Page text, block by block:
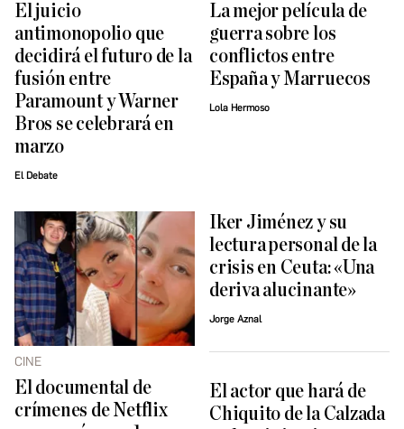
El juicio
antimonopolio que
decidirá el futuro de la
fusión entre
Paramount y Warner
Bros se celebrará en
marzo
El Debate
La mejor película de
guerra sobre los
conflictos entre
España y Marruecos
Lola Hermoso
CINE
El documental de
crímenes de Netflix
Iker Jiménez y su
lectura personal de la
crisis en Ceuta: «Una
deriva alucinante»
Jorge Aznal
El actor que hará de
Chiquito de la Calzada